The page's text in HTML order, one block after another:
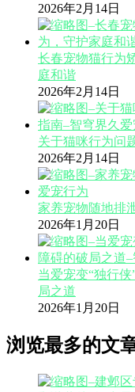
2026年2月14日
长春宠物猫行为
庭和谐
2026年2月14日
关于猫咪行为问
2026年2月14日
家养宠物随地排
2026年1月20日
当爱宠变“独行
局之道
2026年1月20日
浏览最多的文